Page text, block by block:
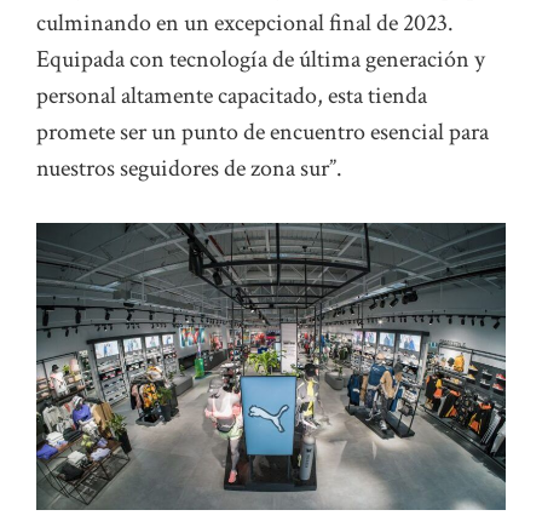
culminando en un excepcional final de 2023.
Equipada con tecnología de última generación y
personal altamente capacitado, esta tienda
promete ser un punto de encuentro esencial para
nuestros seguidores de zona sur”.